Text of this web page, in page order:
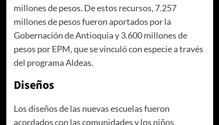
millones de pesos. De estos recursos, 7.257
millones de pesos fueron aportados por la
Gobernación de Antioquia y 3.600 millones de
pesos por EPM, que se vinculó con especie a través
del programa Aldeas.
Diseños
Los diseños de las nuevas escuelas fueron
acordados con las comunidades y los niños